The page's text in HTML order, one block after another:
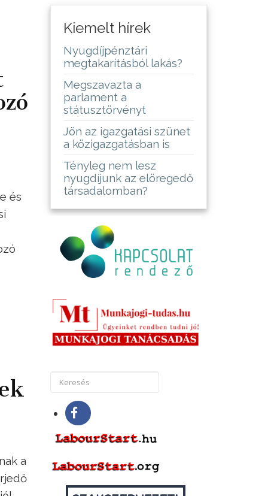
és
a
Kiemelt hírek
Nyugdíjpénztári
megtakarításból lakás?
Megszavazta a
parlament a
státusztörvényt
Jön az igazgatási szünet
a közigazgatásban is
Tényleg nem lesz
nyugdíjunk az elöregedő
társadalomban?